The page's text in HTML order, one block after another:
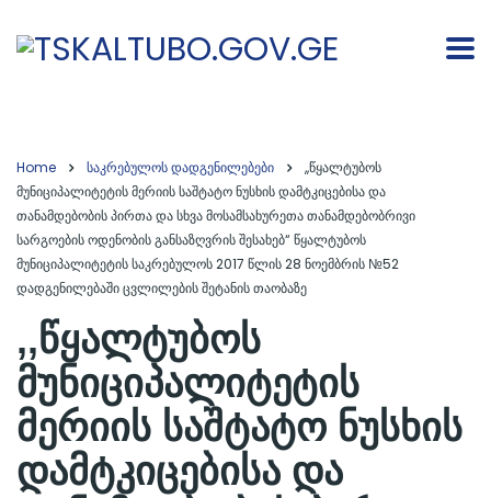
Home საკრებულოს დადგენილებები
,,წყალტუბოს
მუნიციპალიტეტის მერიის საშტატო ნუსხის დამტკიცებისა და
თანამდებობის პირთა და სხვა მოსამსახურეთა თანამდებობრივი
სარგოების ოდენობის განსაზღვრის შესახებ“ წყალტუბოს
მუნიციპალიტეტის საკრებულოს 2017 წლის 28 ნოემბრის №52
დადგენილებაში ცვლილების შეტანის თაობაზე
,,წყალტუბოს
მუნიციპალიტეტის
მერიის საშტატო ნუსხის
დამტკიცებისა და